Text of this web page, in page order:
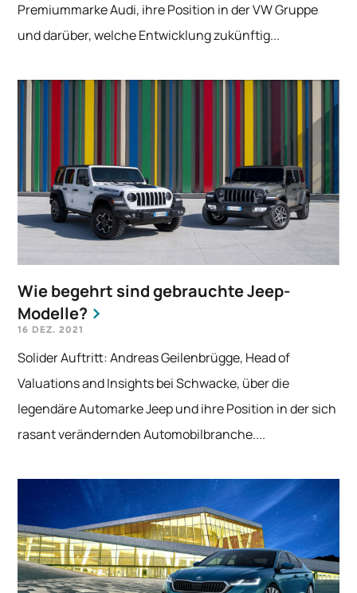
Premiummarke Audi, ihre Position in der VW Gruppe
und darüber, welche Entwicklung zukünftig...
Wie begehrt sind gebrauchte Jeep-
Modelle?
16 DEZ. 2021
Solider Auftritt: Andreas Geilenbrügge, Head of
Valuations and Insights bei Schwacke, über die
legendäre Automarke Jeep und ihre Position in der sich
rasant verändernden Automobilbranche....